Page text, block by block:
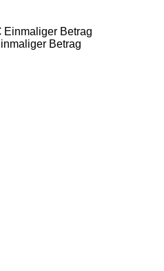
Einmaliger Betrag
Betrag